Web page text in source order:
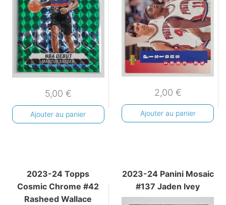
5,00 €
Ajouter au panier
2,00 €
Ajouter au panier
2023-24 Topps
Cosmic Chrome #42
Rasheed Wallace
2023-24 Panini Mosaic
#137 Jaden Ivey